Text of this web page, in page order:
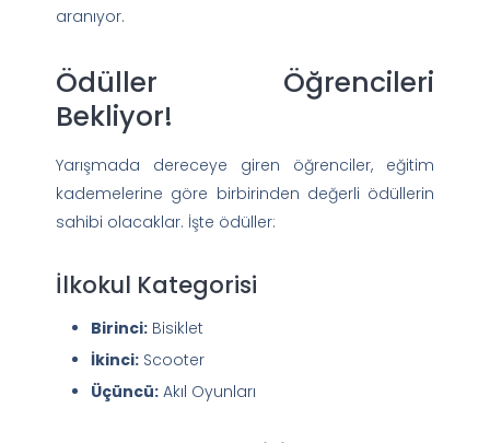
aranıyor.
Ödüller Öğrencileri
Bekliyor!
Yarışmada dereceye giren öğrenciler, eğitim
kademelerine göre birbirinden değerli ödüllerin
sahibi olacaklar. İşte ödüller:
İlkokul Kategorisi
Birinci: Bisiklet
İkinci: Scooter
Üçüncü: Akıl Oyunları